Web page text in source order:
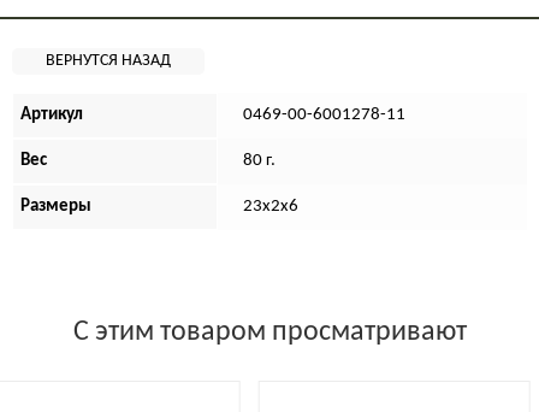
Артикул 0469-00-6001278-11
Вес 80 г.
Размеры 23х2х6
С этим товаром просматривают